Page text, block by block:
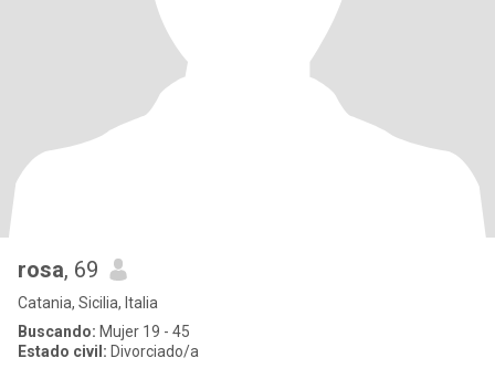
rosa, 69
Catania, Sicilia, Italia
Buscando: Mujer 19 - 45
Estado civil: Divorciado/a